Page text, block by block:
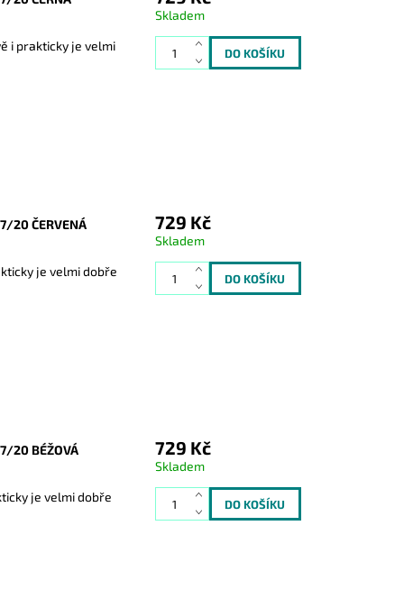
i prakticky je velmi
Skladem
20 ČERVENÁ
je velmi dobře
729 Kč
Skladem
20 BÉŽOVÁ
je velmi dobře
729 Kč
Skladem